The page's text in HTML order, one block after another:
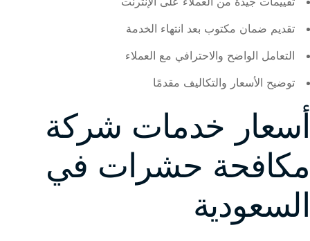
تقديم ضمان مكتوب بعد انتهاء الخدمة
التعامل الواضح والاحترافي مع العملاء
توضيح الأسعار والتكاليف مقدمًا
أسعار خدمات شركة
مكافحة حشرات في
السعودية